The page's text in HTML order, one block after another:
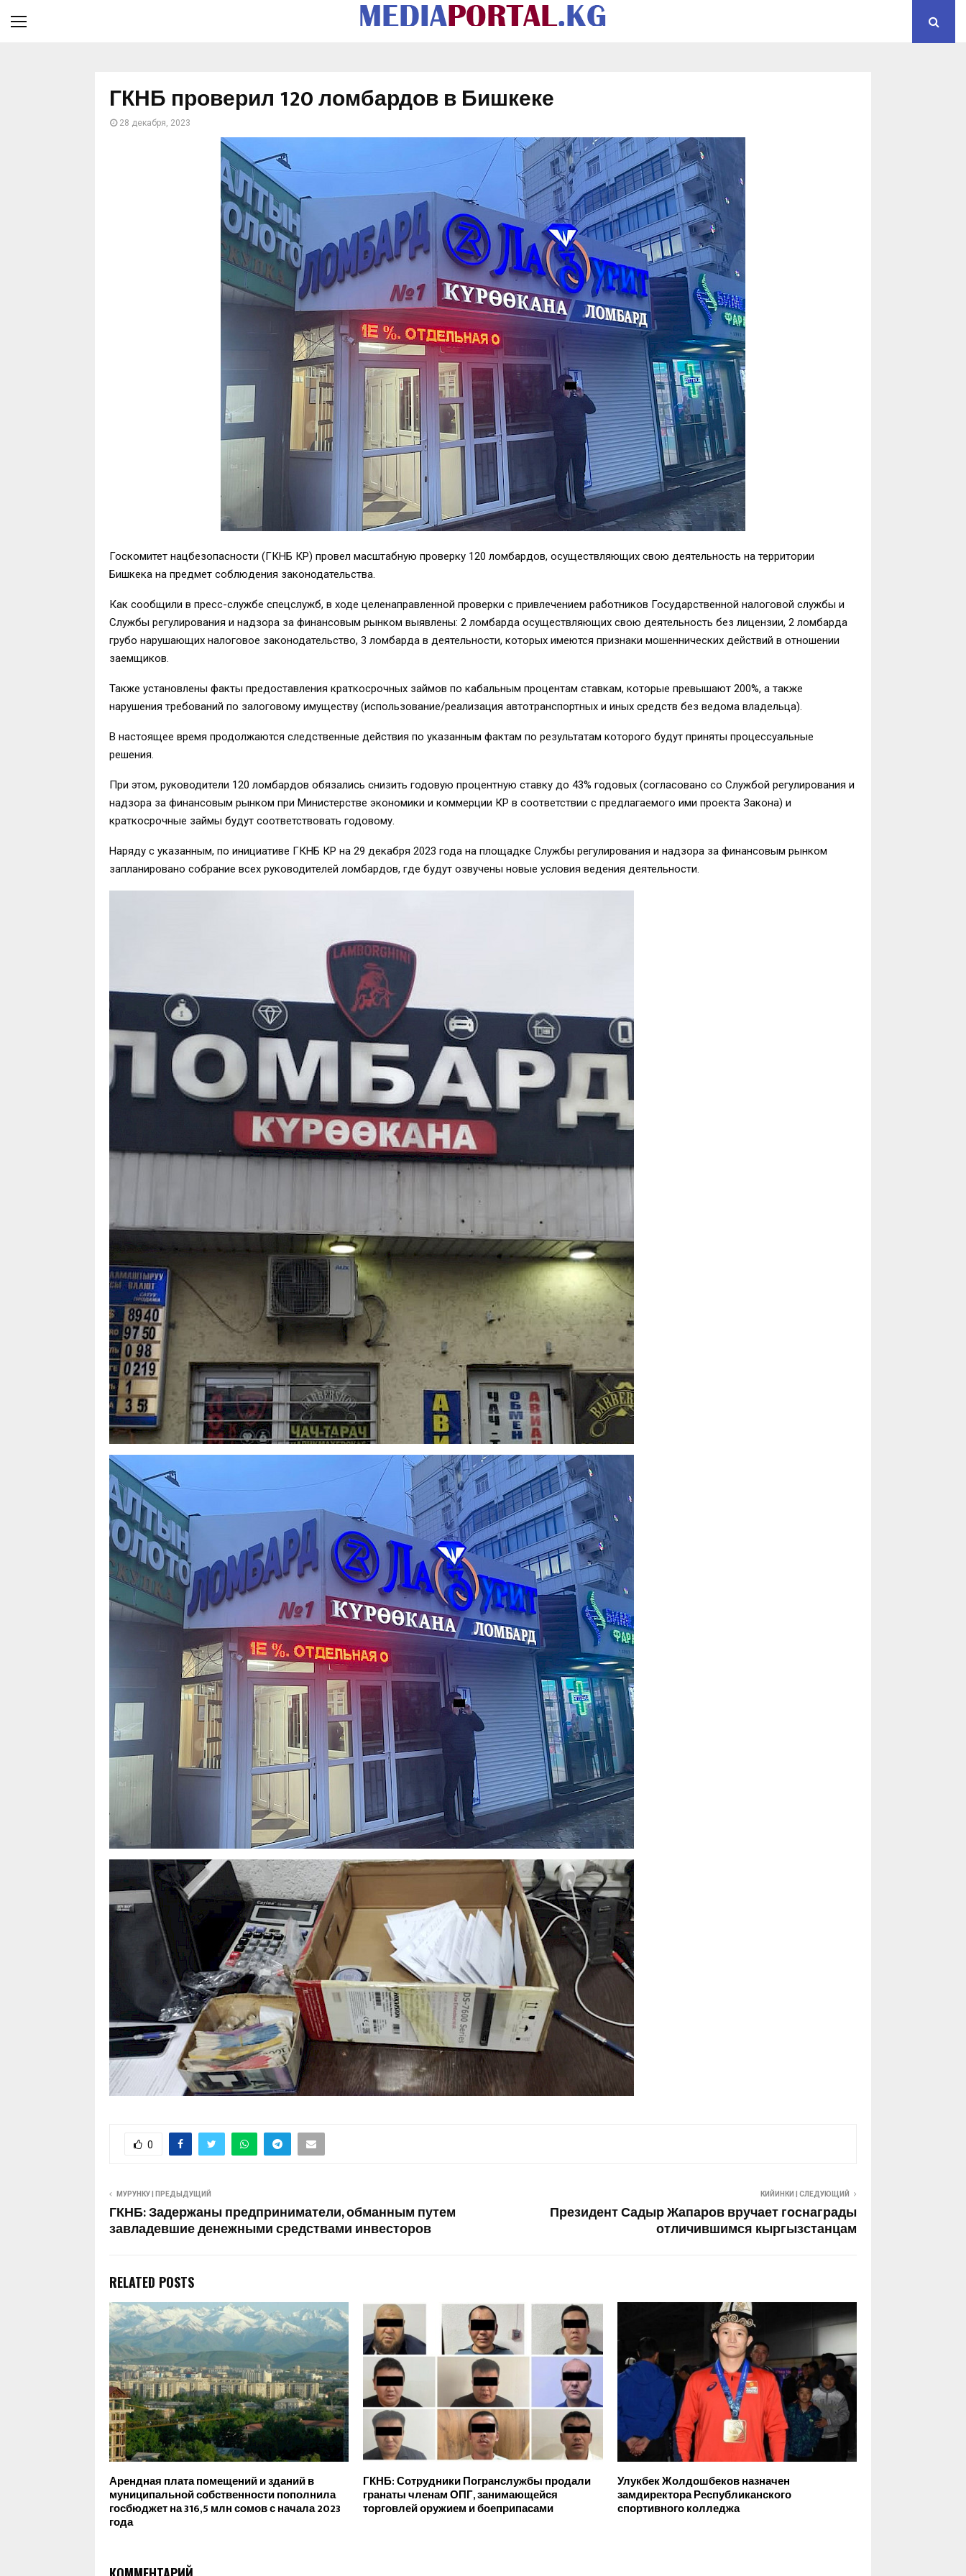
ГКНБ проверил 120 ломбардов в Бишкеке
28 декабря, 2023
Госкомитет нацбезопасности (ГКНБ КР) провел масштабную проверку 120 ломбардов, осуществляющих свою деятельность на территории
Бишкека на предмет соблюдения законодательства.
Как сообщили в пресс-службе спецслужб, в ходе целенаправленной проверки с привлечением работников Государственной налоговой службы и
Службы регулирования и надзора за финансовым рынком выявлены: 2 ломбарда осуществляющих свою деятельность без лицензии, 2 ломбарда
грубо нарушающих налоговое законодательство, 3 ломбарда в деятельности, которых имеются признаки мошеннических действий в отношении
заемщиков.
Также установлены факты предоставления краткосрочных займов по кабальным процентам ставкам, которые превышают 200%, а также
нарушения требований по залоговому имуществу (использование/реализация автотранспортных и иных средств без ведома владельца).
В настоящее время продолжаются следственные действия по указанным фактам по результатам которого будут приняты процессуальные
решения.
При этом, руководители 120 ломбардов обязались снизить годовую процентную ставку до 43% годовых (согласовано со Службой регулирования и
надзора за финансовым рынком при Министерстве экономики и коммерции КР в соответствии с предлагаемого ими проекта Закона) и
краткосрочные займы будут соответствовать годовому.
Наряду с указанным, по инициативе ГКНБ КР на 29 декабря 2023 года на площадке Службы регулирования и надзора за финансовым рынком
запланировано собрание всех руководителей ломбардов, где будут озвучены новые условия ведения деятельности.
0
МУРУНКУ | ПРЕДЫДУЩИЙ
ГКНБ: Задержаны предприниматели, обманным путем
завладевшие денежными средствами инвесторов
КИЙИНКИ | СЛЕДУЮЩИЙ
Президент Садыр Жапаров вручает госнаграды
отличившимся кыргызстанцам
RELATED POSTS
Арендная плата помещений и зданий в
муниципальной собственности пополнила
госбюджет на 316,5 млн сомов с начала 2023
года
ГКНБ: Сотрудники Погранслужбы продали
гранаты членам ОПГ, занимающейся
торговлей оружием и боеприпасами
Улукбек Жолдошбеков назначен
замдиректора Республиканского
спортивного колледжа